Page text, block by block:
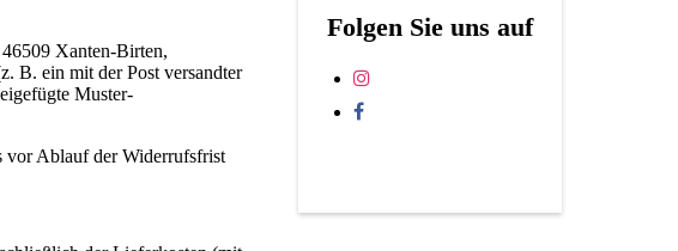
Xanten-Birten,
B. ein mit der Post versandter
Muster-
vor Ablauf der Widerrufsfrist
Folgen Sie uns auf